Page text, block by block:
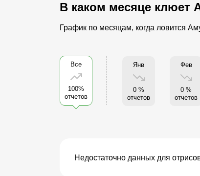
В каком месяце клюет
График по месяцам, когда ловится
Все
100%
отчетов
Янв
0 %
отчетов
Фев
0 %
отчетов
Недостаточно данных для